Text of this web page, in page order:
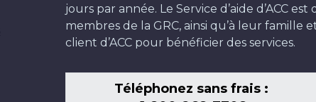
jours par année. Le Service d’aide d’ACC
membres de la GRC, ainsi qu’à leur famille
client d’ACC pour bénéficier des services.
Téléphonez sans frais :